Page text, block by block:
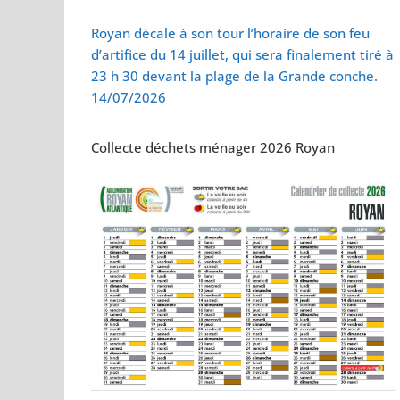
Vol de deux
Royan décale à son tour l’horaire de son feu
d’artifice du 14 juillet, qui sera finalement tiré à
23 h 30 devant la plage de la Grande conche.
14/07/2026
Collecte déchets ménager 2026 Royan